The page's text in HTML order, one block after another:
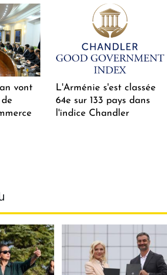
vont
L'Arménie s'est classée
64e sur 133 pays dans
l'indice Chandler